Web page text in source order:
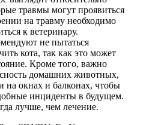
травмы могут проявиться
на травму необходимо
к ветеринару.
не пытаться
кота, так как это может
Кроме того, важно
домашних животных,
на окнах и балконах, чтобы
инциденты в будущем.
лучше, чем лечение.